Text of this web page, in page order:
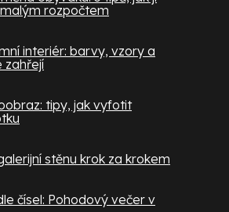
rozpočtem
interiér: barvy, vzory a
zahřejí
tipy, jak vyfotit
stěnu krok za krokem
čísel: Pohodový večer v